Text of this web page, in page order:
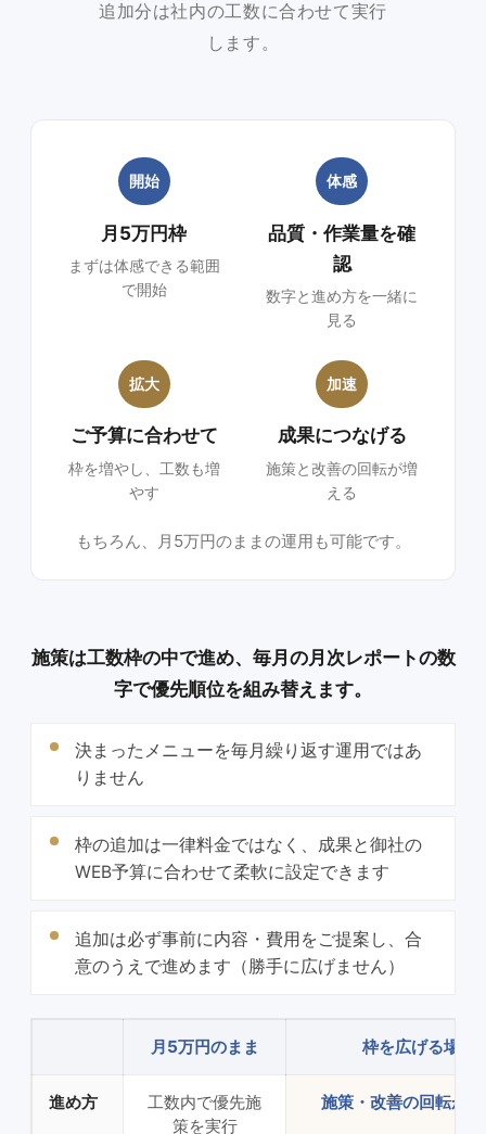
追加分は社内の工数に合わせて実行
します。
開始
月5万円枠
まずは体感できる範囲
で開始
体感
品質・作業量を確
認
数字と進め方を一緒に
見る
拡大
ご予算に合わせて
枠を増やし、工数も増
やす
加速
成果につなげる
施策と改善の回転が増
える
もちろん、月5万円のままの運用も可能です。
施策は工数枠の中で進め、毎月の月次レポートの数
字で優先順位を組み替えます。
決まったメニューを毎月繰り返す運用ではあ
りません
枠の追加は一律料金ではなく、成果と御社の
WEB予算に合わせて柔軟に設定できます
追加は必ず事前に内容・費用をご提案し、合
意のうえで進めます（勝手に広げません）
月5万円のまま 枠を広げる場合
進め方
工数内で優先施
策を実行
施策・改善の回転が